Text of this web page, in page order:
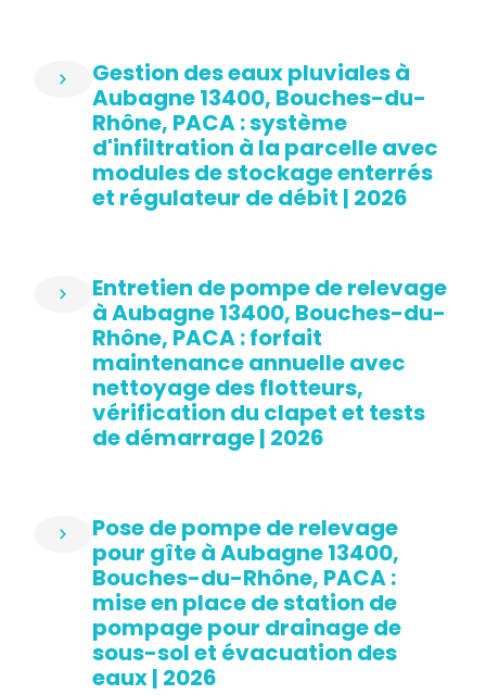
Gestion des eaux pluviales à
Aubagne 13400, Bouches-du-
Rhône, PACA : système
d'infiltration à la parcelle avec
modules de stockage enterrés
et régulateur de débit | 2026
Entretien de pompe de relevage
à Aubagne 13400, Bouches-du-
Rhône, PACA : forfait
maintenance annuelle avec
nettoyage des flotteurs,
vérification du clapet et tests
de démarrage | 2026
Pose de pompe de relevage
pour gîte à Aubagne 13400,
Bouches-du-Rhône, PACA :
mise en place de station de
pompage pour drainage de
sous-sol et évacuation des
eaux | 2026